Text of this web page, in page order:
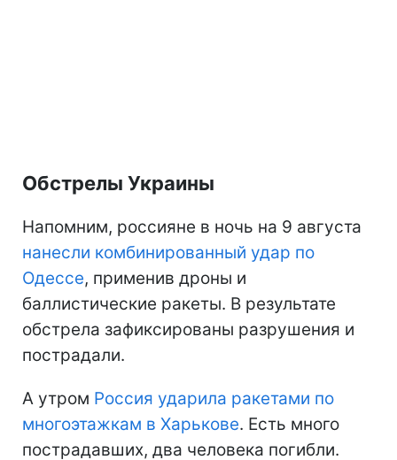
Обстрелы Украины
Напомним, россияне в ночь на 9 августа
нанесли комбинированный удар по
Одессе, применив дроны и
баллистические ракеты. В результате
обстрела зафиксированы разрушения и
пострадали.
А утром Россия ударила ракетами по
многоэтажкам в Харькове. Есть много
пострадавших, два человека погибли.